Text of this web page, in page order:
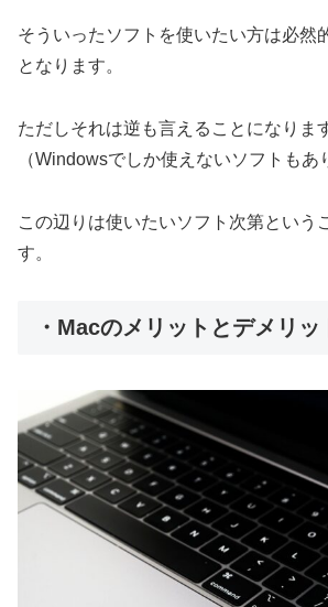
そういったソフトを使いたい方は必然
となります。
ただしそれは逆も言えることになりま
（Windowsでしか使えないソフトもあ
この辺りは使いたいソフト次第という
す。
・Macのメリットとデメリッ